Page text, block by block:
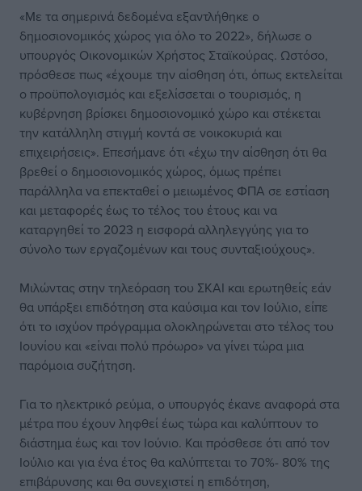
«Με τα σημερινά δεδομένα εξαντλήθηκε ο
δημοσιονομικός χώρος για όλο το 2022», δήλωσε ο
υπουργός Οικονομικών Χρήστος Σταϊκούρας. Ωστόσο,
πρόσθεσε πως «έχουμε την αίσθηση ότι, όπως εκτελείται
ο προϋπολογισμός και εξελίσσεται ο τουρισμός, η
κυβέρνηση βρίσκει δημοσιονομικό χώρο και στέκεται
την κατάλληλη στιγμή κοντά σε νοικοκυριά και
επιχειρήσεις». Επεσήμανε ότι «έχω την αίσθηση ότι θα
βρεθεί ο δημοσιονομικός χώρος, όμως πρέπει
παράλληλα να επεκταθεί ο μειωμένος ΦΠΑ σε εστίαση
και μεταφορές έως το τέλος του έτους και να
καταργηθεί το 2023 η εισφορά αλληλεγγύης για το
σύνολο των εργαζομένων και τους συνταξιούχους».
Μιλώντας στην τηλεόραση του ΣΚΑΙ και ερωτηθείς εάν
θα υπάρξει επιδότηση στα καύσιμα και τον Ιούλιο, είπε
ότι το ισχύον πρόγραμμα ολοκληρώνεται στο τέλος του
Ιουνίου και «είναι πολύ πρόωρο» να γίνει τώρα μια
παρόμοια συζήτηση.
Για το ηλεκτρικό ρεύμα, ο υπουργός έκανε αναφορά στα
μέτρα που έχουν ληφθεί έως τώρα και καλύπτουν το
διάστημα έως και τον Ιούνιο. Και πρόσθεσε ότι από τον
Ιούλιο και για ένα έτος θα καλύπτεται το 70%- 80% της
επιβάρυνσης και θα συνεχιστεί η επιδότηση,